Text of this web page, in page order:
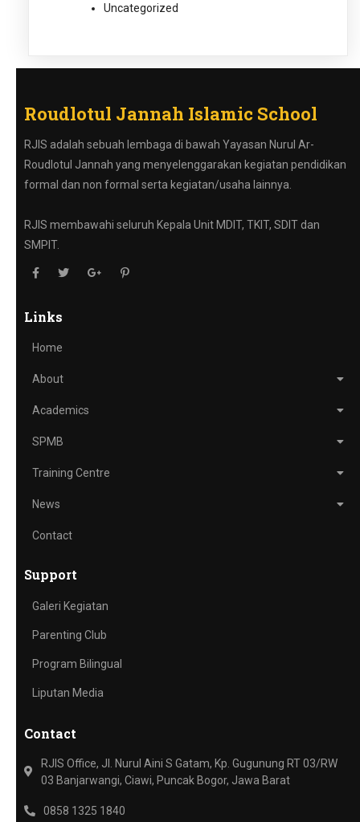
Uncategorized
Roudlotul Jannah Islamic School
RJIS adalah sebuah lembaga di bawah Yayasan Nurul Ar-
Roudlotul Jannah yang menyelenggarakan kegiatan pendidikan
formal dan non formal serta kegiatan/usaha lainnya.
RJIS membawahi seluruh Kepala Unit MDIT, TKIT, SDIT dan
SMPIT.
Links
Home
About
Academics
SPMB
Training Centre
News
Contact
Support
Galeri Kegiatan
Parenting Club
Program Bilingual
Liputan Media
Contact
RJIS Office, Jl. Nurul Aini S Gatam, Kp. Gugunung RT 03/RW
03 Banjarwangi, Ciawi, Puncak Bogor, Jawa Barat
0858 1325 1840